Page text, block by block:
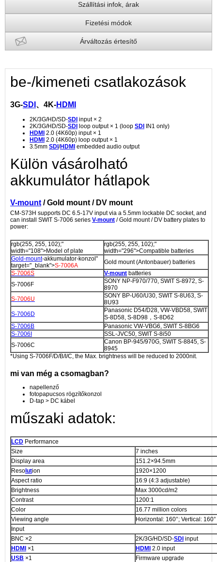
Szállítási infok, árak
Fizetési módok
Árváltozás értesítő
be-/kimeneti csatlakozások
3G-SDI 、4K-HDMI
2K/3G/HD/SD-SDI input × 2
2K/3G/HD/SD-SDI loop output × 1 (loop SDI
IN1 only)
HDMI 2.0 (4K60p) input × 1
HDMI 2.0 (4K60p) loop output × 1
3.5mm SDI /HDMI embedded audio output
Külön vásárolható
akkumulátor hátlapok
V-mount / Gold mount / DV mount
CM-S73H supports DC 6.5-17V input via a 5.5mm lockable DC socket, and
can install SWIT S-7006 series V-mount / Gold mount / DV battery plates to
power:
rgb(255, 255, 102);"
width="108">Model of plate
rgb(255, 255, 102);"
width="296">Compatible batteries
Gold-mount-akkumulator-konzol"
target="_blank">S-7006A
Gold mount (Antonbauer) batteries
S-7006S
V-mount batteries
S-7006F
SONY NP-F970/770, SWIT S-8972, S-
8970
S-7006U
SONY BP-U60/U30, SWIT S-8U63, S-
8U93
S-7006D
Panasonic D54/D28, VW-VBD58, SWIT
S-8D58, S-8D98，S-8D62
S-7006B
Panasonic VW-VBG6, SWIT S-8BG6
S-7006I
SSL-JVC50, SWIT S-8i50
S-7006C
Canon BP-945/970G, SWIT S-8845, S-
8945
*Using S-7006F/D/B/I/C, the Max. brightness will be reduced to 2000nit.
mi van még a csomagban?
napellenző
fotopapucsos rögzítőkonzol
D-tap > DC kábel
műszaki adatok:
LCD Performance
Size
7 inches
Display area
151.2×94.5mm
Reso lution
1920×1200
Aspect ratio
16:9 (4:3 adjustable)
Brightness
Max 3000cd/m2
Contrast
1200:1
Color
16.77 million colors
Viewing angle
Horizontal: 160°; Vertical: 160°
Input
BNC ×2
2K/3G/HD/SD-SDI input
HDMI
×1 HDMI 2.0 input
USB ×1
Firmware upgrade